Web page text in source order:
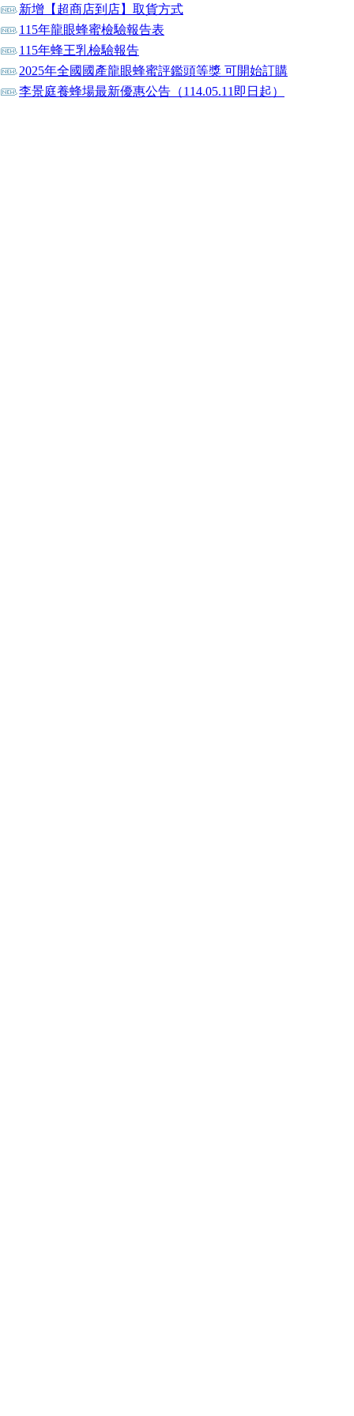
新增【超商店到店】取貨方式
115年龍眼蜂蜜檢驗報告表
115年蜂王乳檢驗報告
2025年全國國產龍眼蜂蜜評鑑頭等獎 可開始訂購
李景庭養蜂場最新優惠公告（114.05.11即日起）